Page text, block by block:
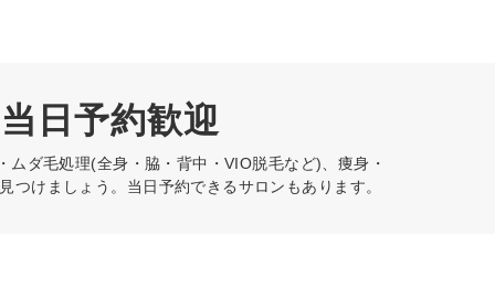
日予約歓迎
ダ毛処理(全身・脇・背中・VIO脱毛など)、痩身・
けましょう。当日予約できるサロンもあります。